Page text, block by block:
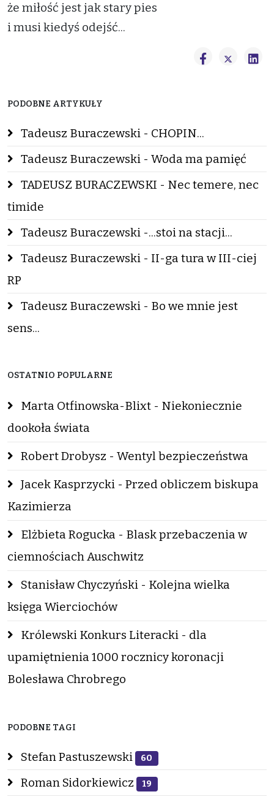
że miłość jest jak stary pies
i musi kiedyś odejść...
PODOBNE ARTYKUŁY
Tadeusz Buraczewski - CHOPIN...
Tadeusz Buraczewski - Woda ma pamięć
TADEUSZ BURACZEWSKI - Nec temere, nec
timide
Tadeusz Buraczewski -...stoi na stacji...
Tadeusz Buraczewski - II-ga tura w III-ciej
RP
Tadeusz Buraczewski - Bo we mnie jest
sens...
OSTATNIO POPULARNE
Marta Otfinowska-Blixt - Niekoniecznie
dookoła świata
Robert Drobysz - Wentyl bezpieczeństwa
Jacek Kasprzycki - Przed obliczem biskupa
Kazimierza
Elżbieta Rogucka - Blask przebaczenia w
ciemnościach Auschwitz
Stanisław Chyczyński - Kolejna wielka
księga Wierciochów
Królewski Konkurs Literacki - dla
upamiętnienia 1000 rocznicy koronacji
Bolesława Chrobrego
PODOBNE TAGI
Stefan Pastuszewski 60
Roman Sidorkiewicz 19